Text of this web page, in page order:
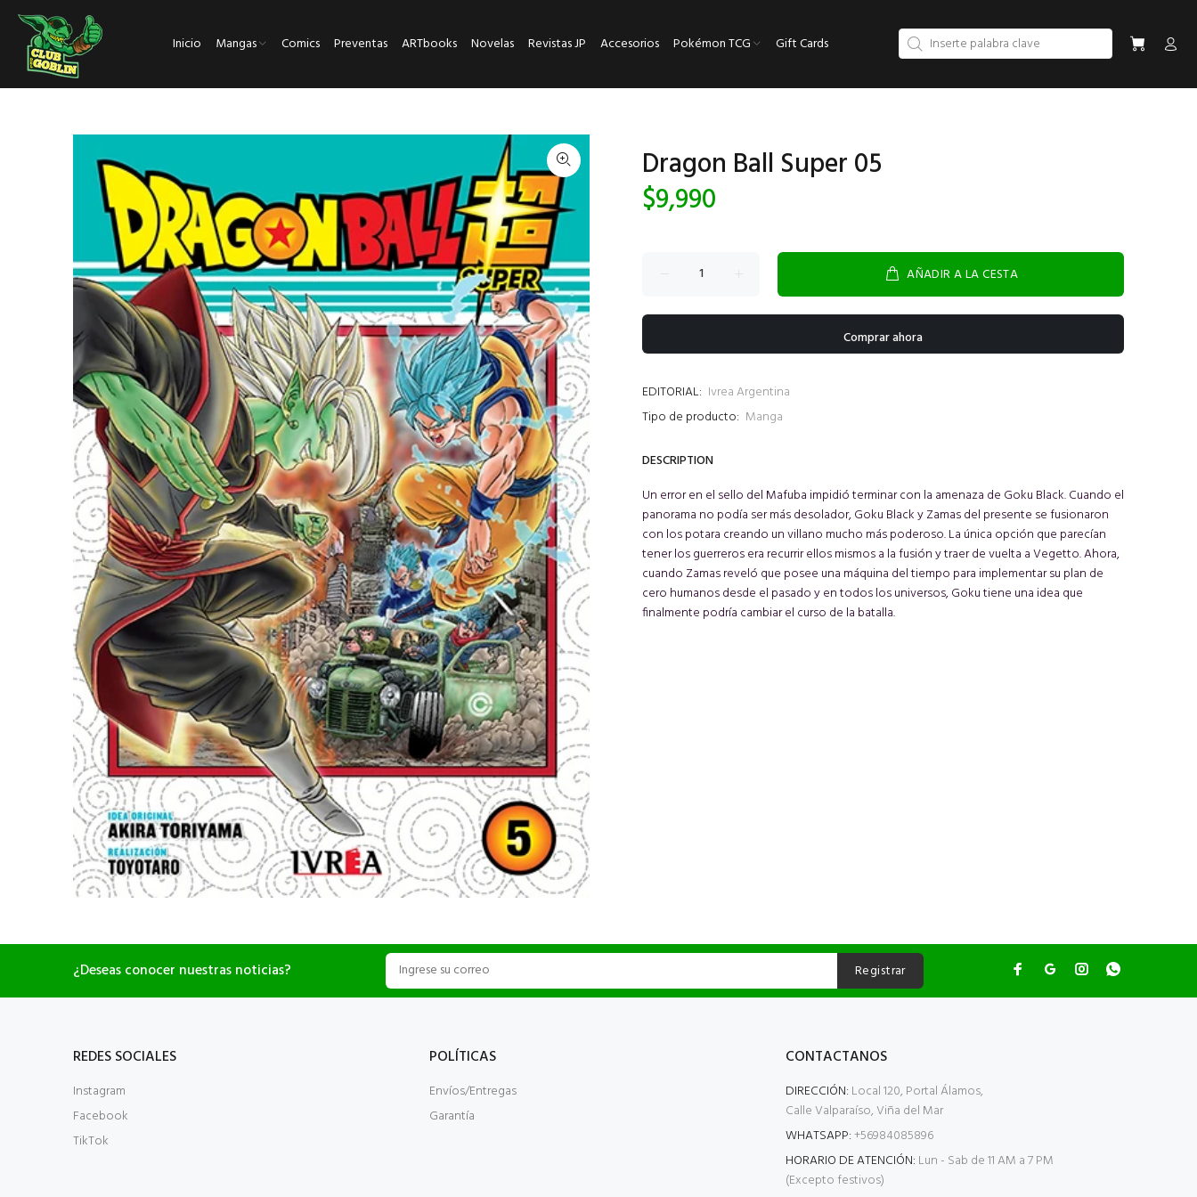
Inicio Mangas Comics Preventas ARTbooks Novelas Revistas JP Accesorios Pokémon TCG Gift Cards
Dragon Ball Super 05
$9,990
AÑADIR A LA CESTA
Comprar ahora
EDITORIAL: Ivrea Argentina
Tipo de producto: Manga
DESCRIPTION
Un error en el sello del Mafuba impidió terminar con la amenaza de Goku Black. Cuando el
panorama no podía ser más desolador, Goku Black y Zamas del presente se fusionaron
con los potara creando un villano mucho más poderoso. La única opción que parecían
tener los guerreros era recurrir ellos mismos a la fusión y traer de vuelta a Vegetto. Ahora,
cuando Zamas reveló que posee una máquina del tiempo para implementar su plan de
cero humanos desde el pasado y en todos los universos, Goku tiene una idea que
finalmente podría cambiar el curso de la batalla.
¿Deseas conocer nuestras noticias? Registrar
REDES SOCIALES
Instagram
Facebook
TikTok
POLÍTICAS
Envíos/Entregas
Garantía
CONTACTANOS
DIRECCIÓN: Local 120, Portal Álamos,
Calle Valparaíso, Viña del Mar
WHATSAPP:+56984085896
HORARIO DE ATENCIÓN: Lun - Sab de 11 AM a 7 PM
(Excepto festivos)